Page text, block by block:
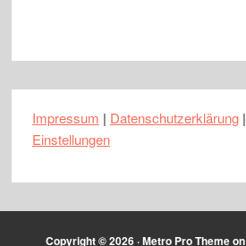
Impressum | Datenschutzerklärung|
Einstellungen
Copyright © 2026 ·Metro Pro Themeon